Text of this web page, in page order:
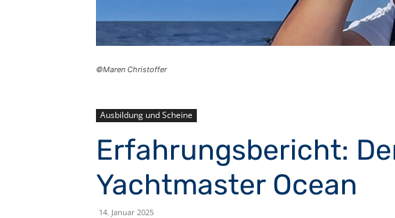
©Maren Christoffer
Ausbildung und Scheine
Erfahrungsbericht:
Yachtmaster Ocean
14. Januar 2025